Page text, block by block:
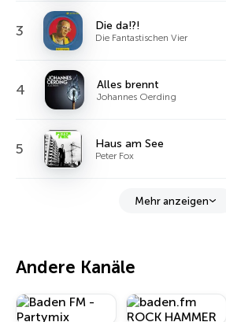
3 Die da!?!
Die Fantastischen Vier
4 Alles brennt
Johannes Oerding
5 Haus am See
Peter Fox
Mehr anzeigen
Andere Kanäle